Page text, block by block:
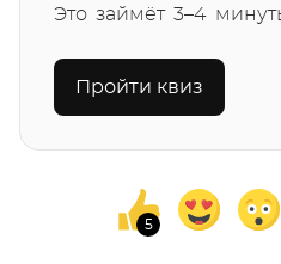
Это займёт 3–4
Пройти квиз